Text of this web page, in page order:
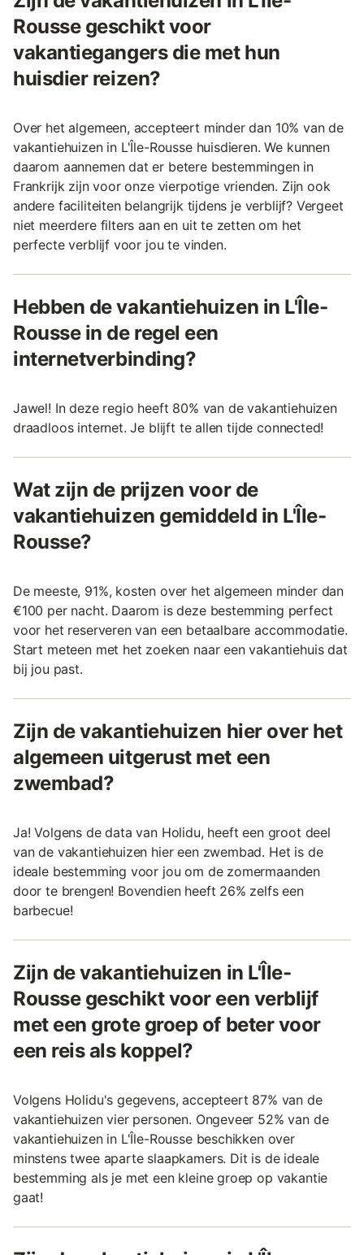
Rousse geschikt voor
vakantiegangers die met hun
huisdier reizen?
Over het algemeen, accepteert minder dan 10% van de
vakantiehuizen in L'Île-Rousse huisdieren. We kunnen
daarom aannemen dat er betere bestemmingen in
Frankrijk zijn voor onze vierpotige vrienden. Zijn ook
andere faciliteiten belangrijk tijdens je verblijf? Vergeet
niet meerdere filters aan en uit te zetten om het
perfecte verblijf voor jou te vinden.
Hebben de vakantiehuizen in L'Île-
Rousse in de regel een
internetverbinding?
Jawel! In deze regio heeft 80% van de vakantiehuizen
draadloos internet. Je blijft te allen tijde connected!
Wat zijn de prijzen voor de
vakantiehuizen gemiddeld in L'Île-
Rousse?
De meeste, 91%, kosten over het algemeen minder dan
€100 per nacht. Daarom is deze bestemming perfect
voor het reserveren van een betaalbare accommodatie.
Start meteen met het zoeken naar een vakantiehuis dat
bij jou past.
Zijn de vakantiehuizen hier over het
algemeen uitgerust met een
zwembad?
Ja! Volgens de data van Holidu, heeft een groot deel
van de vakantiehuizen hier een zwembad. Het is de
ideale bestemming voor jou om de zomermaanden
door te brengen! Bovendien heeft 26% zelfs een
barbecue!
Zijn de vakantiehuizen in L'Île-
Rousse geschikt voor een verblijf
met een grote groep of beter voor
een reis als koppel?
Volgens Holidu's gegevens, accepteert 87% van de
vakantiehuizen vier personen. Ongeveer 52% van de
vakantiehuizen in L'Île-Rousse beschikken over
minstens twee aparte slaapkamers. Dit is de ideale
bestemming als je met een kleine groep op vakantie
gaat!